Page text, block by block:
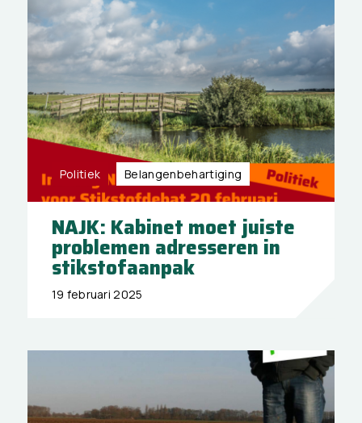
Politiek Belangen­behartiging
NAJK: Kabinet moet juiste
problemen adresseren in
stikstofaanpak
19 februari 2025